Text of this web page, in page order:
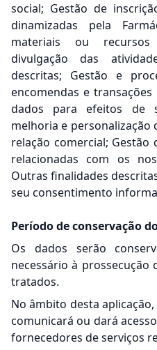
social; Gestão de
dinamizadas pela
materiais ou
divulgação das
descritas; Gestão e
encomendas e
dados para efeitos de
melhoria e personalização
relação comercial; Gestão
relacionadas com os
Outras finalidades
seu consentimento
Período de conservação
Os dados serão
necessário à prossecução
tratados.
No âmbito desta
comunicará ou dará
fornecedores de serviços